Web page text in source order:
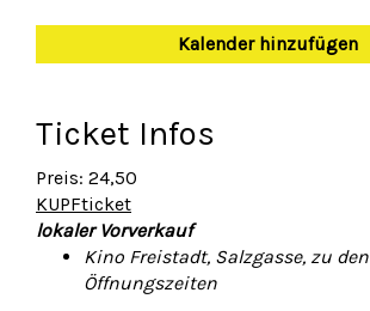
Kalender hinzufügen
Ticket Infos
Preis: 24,50
KUPFticket
lokaler Vorverkauf
Kino Freistadt, Salzgasse, zu den
Öffnungszeiten